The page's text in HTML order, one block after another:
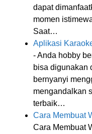
dapat
momen
Saat…
Aplikasi
- Anda hobby
bisa digunakan
bernyanyi
mengandalkan
terbaik…
Cara Membuat
Cara Membuat